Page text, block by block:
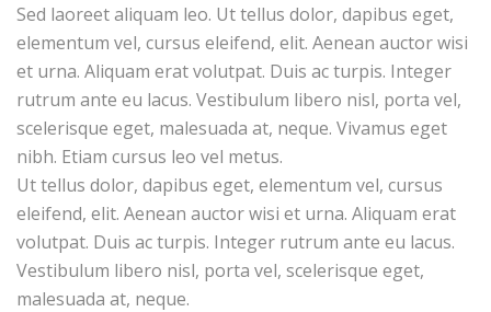
Sed laoreet aliquam leo. Ut tellus dolor, dapibus eget,
elementum vel, cursus eleifend, elit. Aenean auctor wisi
et urna. Aliquam erat volutpat. Duis ac turpis. Integer
rutrum ante eu lacus. Vestibulum libero nisl, porta vel,
scelerisque eget, malesuada at, neque. Vivamus eget
nibh. Etiam cursus leo vel metus.
Ut tellus dolor, dapibus eget, elementum vel, cursus
eleifend, elit. Aenean auctor wisi et urna. Aliquam erat
volutpat. Duis ac turpis. Integer rutrum ante eu lacus.
Vestibulum libero nisl, porta vel, scelerisque eget,
malesuada at, neque.